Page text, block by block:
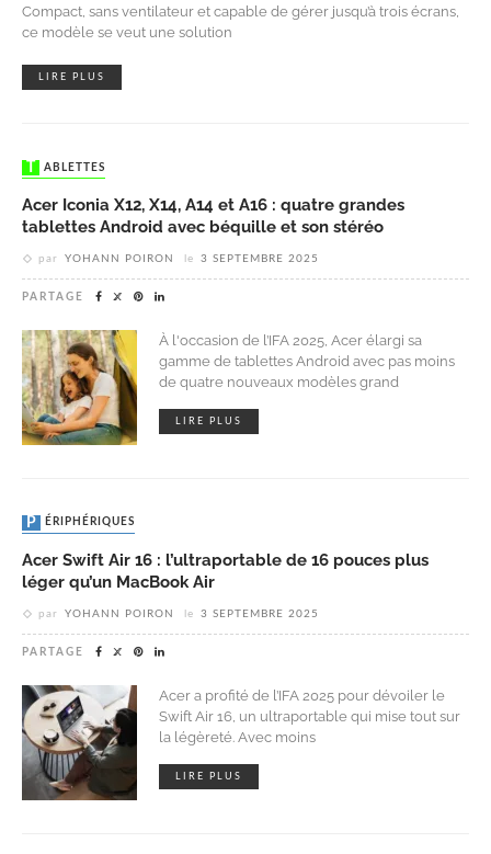
Compact, sans ventilateur et capable de gérer jusqu’à trois écrans,
ce modèle se veut une solution
LIRE PLUS
TABLETTES
Acer Iconia X12, X14, A14 et A16 : quatre grandes
tablettes Android avec béquille et son stéréo
par YOHANN POIRON le 3 SEPTEMBRE 2025
PARTAGE
À l'occasion de l’IFA 2025, Acer élargi sa
gamme de tablettes Android avec pas moins
de quatre nouveaux modèles grand
LIRE PLUS
PÉRIPHÉRIQUES
Acer Swift Air 16 : l’ultraportable de 16 pouces plus
léger qu’un MacBook Air
par YOHANN POIRON le 3 SEPTEMBRE 2025
PARTAGE
Acer a profité de l’IFA 2025 pour dévoiler le
Swift Air 16, un ultraportable qui mise tout sur
la légèreté. Avec moins
LIRE PLUS